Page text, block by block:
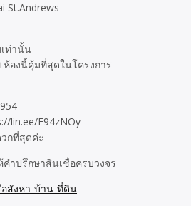
St.Andrews
ท่านั้น
องนี้คุ้มที่สุดในโครงการ
lin.ee/F94zNOy
กที่สุดค่ะ
ำปรึกษาสินเชื่อครบวงจร
สังหา-บ้าน-ที่ดิน